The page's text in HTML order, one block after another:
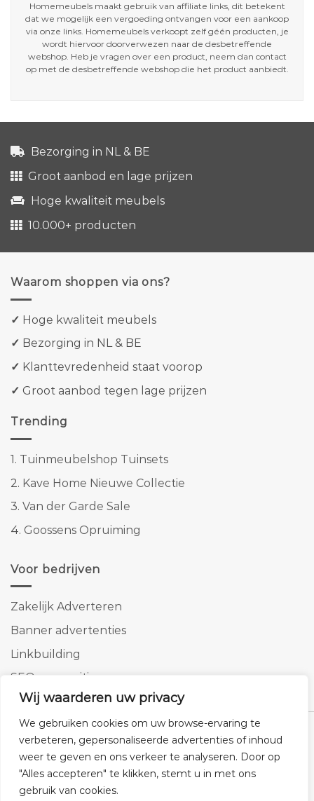
Wij waarderen uw privacy
We gebruiken cookies om uw browse-ervaring te
verbeteren, gepersonaliseerde advertenties of inhoud
weer te geven en ons verkeer te analyseren. Door op
"Alles accepteren" te klikken, stemt u in met ons
gebruik van cookies.
Homemeubels maakt gebruik van affiliate links, dit betekent
dat we mogelijk een vergoeding ontvangen voor een aankoop
via onze links. Homemeubels verkoopt zelf géén producten, je
wordt hiervoor doorverwezen naar de desbetreffende
webshop. Heb je vragen over een product, neem dan contact
op met de desbetreffende webshop die het product aanbiedt.
Bezorging in NL & BE
Groot aanbod en lage prijzen
Hoge kwaliteit meubels
10.000+ producten
Waarom shoppen via ons?
✓ Hoge kwaliteit meubels
✓ Bezorging in NL & BE
✓ Klanttevredenheid staat voorop
✓ Groot aanbod tegen lage prijzen
Trending
1. Tuinmeubelshop Tuinsets
2. Kave Home Nieuwe Collectie
3. Van der Garde Sale
4. Goossens Opruiming
Voor bedrijven
Zakelijk Adverteren
Banner advertenties
Linkbuilding
SEO copywriting
Klantenservice Cookies Privacybeleid Disclaimer
© 2026 -